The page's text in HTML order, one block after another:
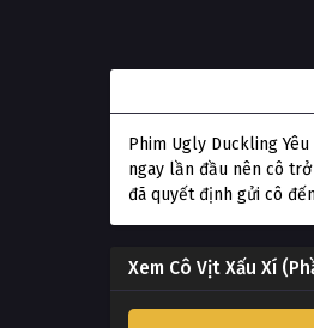
Phim Ugly Duckling
ngay lần đầu nên cô
đã quyết định gửi cô
Xem Cô Vịt Xấu Xí